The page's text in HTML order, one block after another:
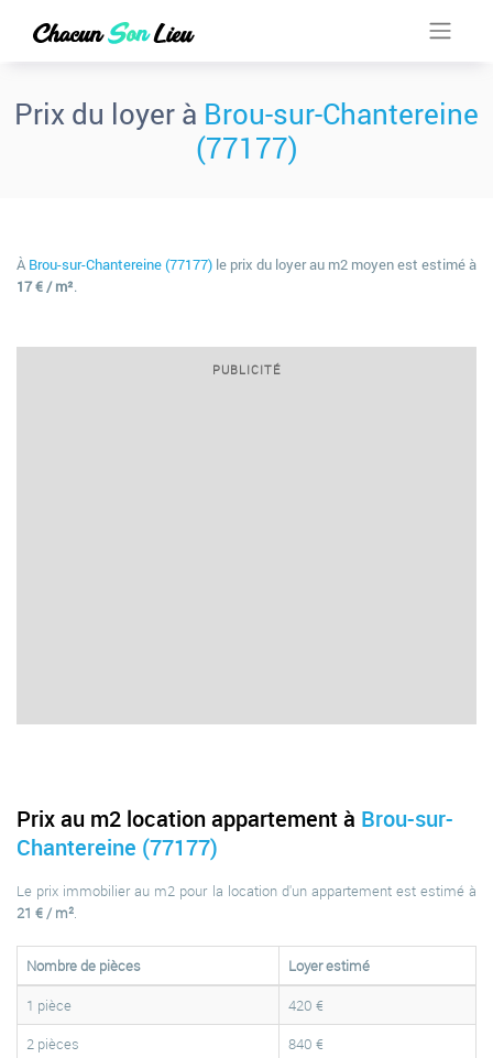
Prix du loyer à Brou-sur-Chantereine
(77177)
À Brou-sur-Chantereine (77177) le prix du loyer au m2 moyen est estimé à
17 € / m².
PUBLICITÉ
Prix au m2 location appartement à Brou-sur-
Chantereine (77177)
Le prix immobilier au m2 pour la location d'un appartement est estimé à
21 € / m².
Nombre de pièces
Loyer estimé
1 pièce
420 €
2 pièces
840 €